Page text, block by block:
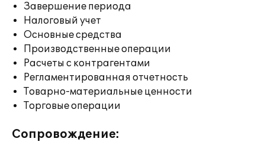
Завершение периода
Налоговый учет
Основные средства
Производственные операции
Расчеты с контрагентами
Регламентированная отчетность
Товарно-материальные ценности
Торговые операции
Сопровождение: